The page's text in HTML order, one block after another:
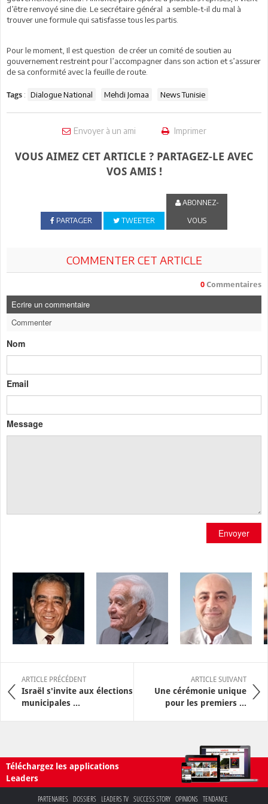
d’être renvoyé sine die. Le secrétaire général a semble-t-il du mal à
trouver une formule qui satisfasse tous les partis.
Pour le moment, Il est question de créer un comité de soutien au
gouvernement restreint pour l’accompagner dans son action et s’assurer
de sa conformité avec la feuille de route.
Tags : Dialogue National Mehdi Jomaa News Tunisie
Envoyer à un ami Imprimer
VOUS AIMEZ CET ARTICLE ? PARTAGEZ-LE AVEC
VOS AMIS !
PARTAGER TWEETER
ABONNEZ-
VOUS
COMMENTER CET ARTICLE
0 Commentaires
Ecrire un commentaire
Commenter
Nom
Email
Message
Envoyer
ARTICLE PRÉCÉDENT
Israël s'invite aux élections
municipales ...
ARTICLE SUIVANT
Une cérémonie unique
pour les premiers ...
Téléchargez les applications
Leaders
PARTENAIRES DOSSIERS LEADERS TV SUCCESS STORY OPINIONS TENDANCE